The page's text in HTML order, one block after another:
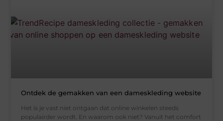
Ontdek de gemakken van een dameskleding website
Het is je vast niet ontgaan dat online winkelen steeds
populairder wordt. En waarom ook niet? Vanuit het comfort